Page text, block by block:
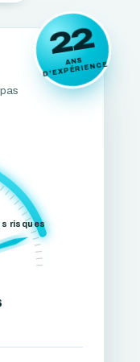
22
ANS
D'EXPÉRIENCE
risques